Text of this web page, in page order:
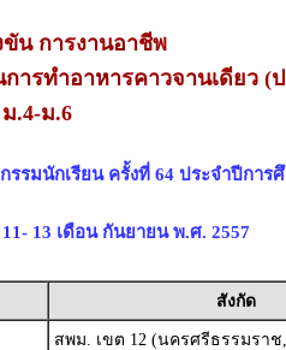
น การงานอาชีพ
ารทำอาหารคาวจานเดียว (
.4-ม.6
รรมนักเรียน ครั้งที่ 64 ประจำปีการ
13 เดือน กันยายน พ.ศ. 2557
สังกัด
สพม. เขต 12 (นครศรีธรรมรา